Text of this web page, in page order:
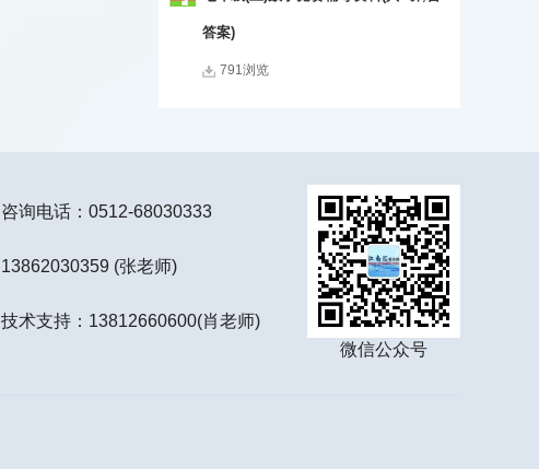
答案)
791浏览
咨询电话：0512-68030333
13862030359 (张老师)
技术支持：13812660600(肖老师)
微信公众号